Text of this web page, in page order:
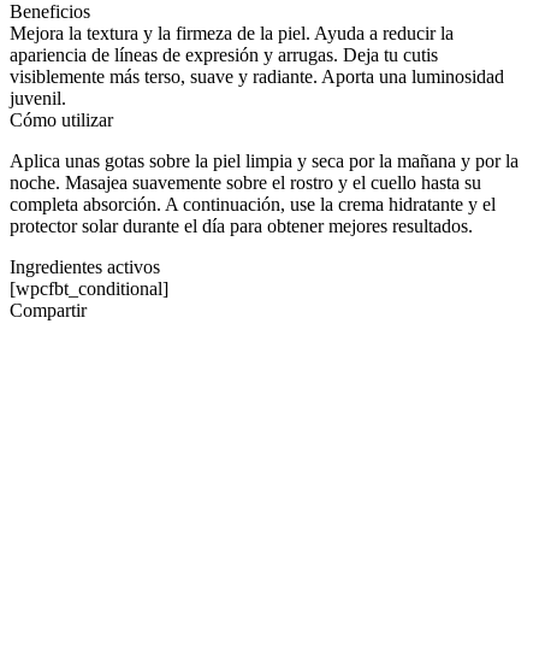
Beneficios
Mejora la textura y la firmeza de la piel. Ayuda a reducir la
apariencia de líneas de expresión y arrugas. Deja tu cutis
visiblemente más terso, suave y radiante. Aporta una luminosidad
juvenil.
Cómo utilizar
Aplica unas gotas sobre la piel limpia y seca por la mañana y por la
noche. Masajea suavemente sobre el rostro y el cuello hasta su
completa absorción. A continuación, use la crema hidratante y el
protector solar durante el día para obtener mejores resultados.
Ingredientes activos
[wpcfbt_conditional]
Compartir